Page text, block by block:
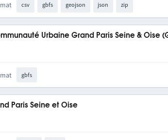
csv gbfs geojson json zip
Urbaine Grand Paris Seine & Oise
gbfs
Paris Seine et Oise